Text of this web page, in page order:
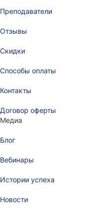
Преподаватели
Отзывы
Скидки
Способы оплаты
Контакты
Договор оферты
Медиа
Блог
Вебинары
Истории успеха
Новости